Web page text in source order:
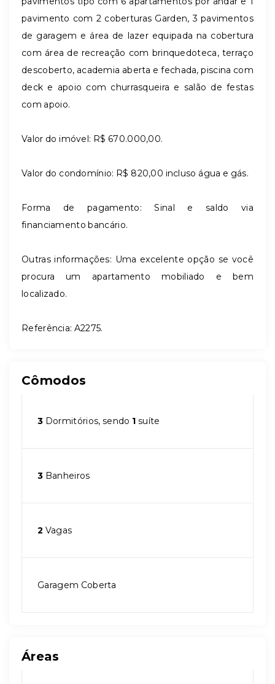
pavimento com 2 coberturas Garden, 3 pavimentos
de garagem e área de lazer equipada na cobertura
com área de recreação com brinquedoteca, terraço
descoberto, academia aberta e fechada, piscina com
deck e apoio com churrasqueira e salão de festas
com apoio.
Valor do imóvel: R$ 670.000,00.
Valor do condomínio: R$ 820,00 incluso água e gás.
Forma de pagamento: Sinal e saldo via
financiamento bancário.
Outras informações: Uma excelente opção se você
procura um apartamento mobiliado e bem
localizado.
Referência: A2275.
Cômodos
3 Dormitórios, sendo 1 suíte
3 Banheiros
2 Vagas
Garagem Coberta
Áreas